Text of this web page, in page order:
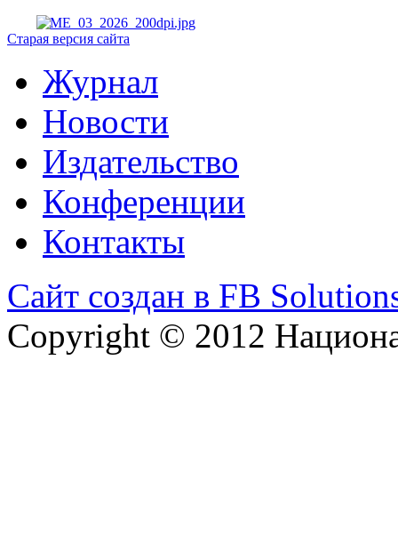
Старая версия сайта
Журнал
Новости
Издательство
Конференции
Контакты
Сайт создан в FB
Copyright © 2012